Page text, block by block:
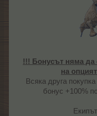
!!! Бонусът няма да
на
Всяка друга
бонус +100%